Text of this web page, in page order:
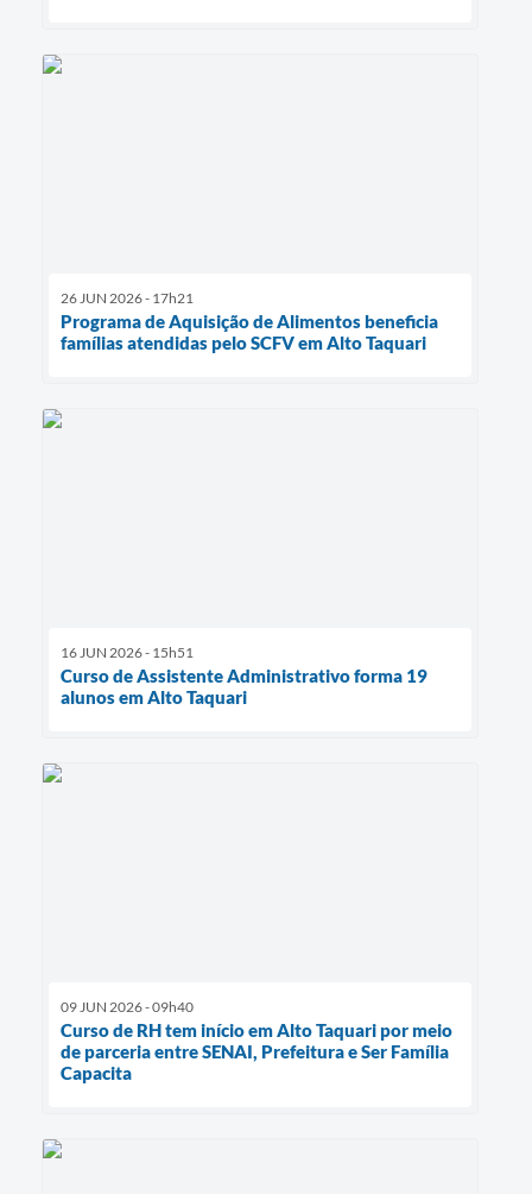
26 JUN 2026 - 17h21
Programa de Aquisição de Alimentos beneficia
famílias atendidas pelo SCFV em Alto Taquari
16 JUN 2026 - 15h51
Curso de Assistente Administrativo forma 19
alunos em Alto Taquari
09 JUN 2026 - 09h40
Curso de RH tem início em Alto Taquari por meio
de parceria entre SENAI, Prefeitura e Ser Família
Capacita